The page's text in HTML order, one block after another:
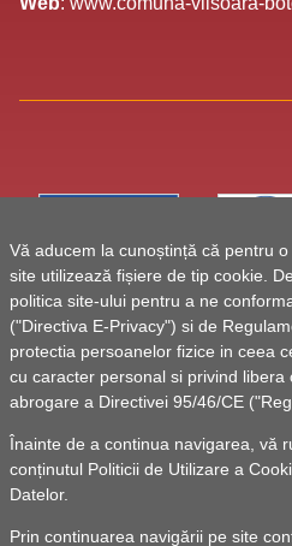
Vă aducem la cunoștință că pentru
site utilizează fișiere de tip cookie.
politica site-ului pentru a ne
("Directiva E-Privacy") si de
protectia persoanelor fizice in ceea
cu caracter personal si privind
abrogare a Directivei 95/46/CE
Înainte de a continua navigarea, vă
conținutul Politicii de Utilizare a
Datelor.
Prin continuarea navigării pe site